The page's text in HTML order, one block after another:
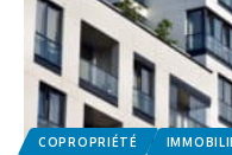
COPROPRIÉTÉ